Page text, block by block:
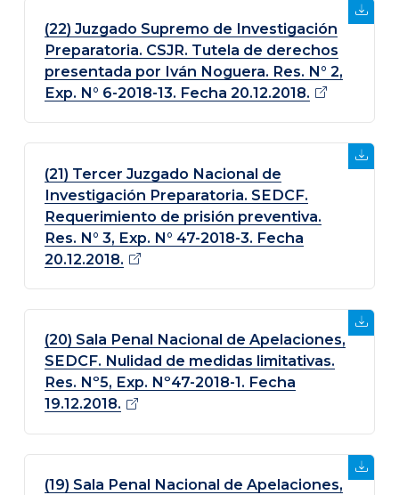
(22) Juzgado Supremo de Investigación
Preparatoria. CSJR. Tutela de derechos
presentada por Iván Noguera. Res. N° 2,
Exp. N° 6-2018-13. Fecha 20.12.2018.
(21) Tercer Juzgado Nacional de
Investigación Preparatoria. SEDCF.
Requerimiento de prisión preventiva.
Res. N° 3, Exp. N° 47-2018-3. Fecha
20.12.2018.
(20) Sala Penal Nacional de Apelaciones,
SEDCF. Nulidad de medidas limitativas.
Res. Nº5, Exp. Nº47-2018-1. Fecha
19.12.2018.
(19) Sala Penal Nacional de Apelaciones,